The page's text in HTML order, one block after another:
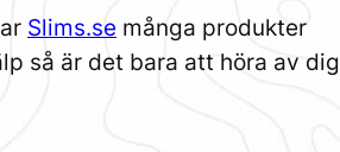
Slims.se många produkter
så är det bara att höra av dig